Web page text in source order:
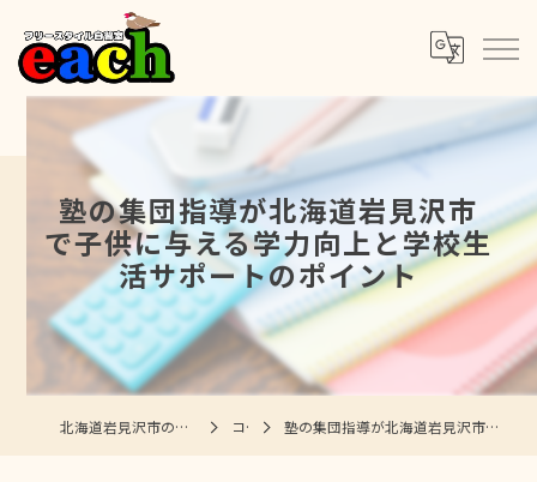
塾の集団指導が北海道岩見沢市
で子供に与える学力向上と学校生
活サポートのポイント
北海道岩見沢市の塾ならフリースタイル自習室each コラム 塾の集団指導が北海道岩見沢市で子供に与える学力向上と学校生活サポートのポイント